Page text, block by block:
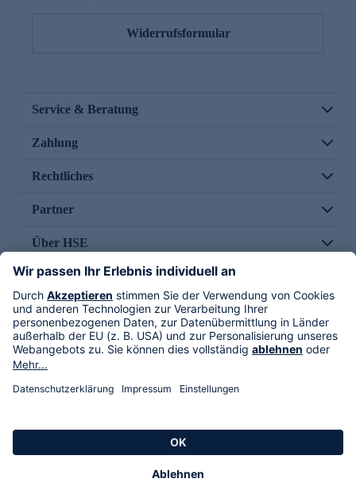
Widerrufsformular
Service & Beratung
Zahlung
Rechtliches
Partner
Über HSE
Im TV
HSE International